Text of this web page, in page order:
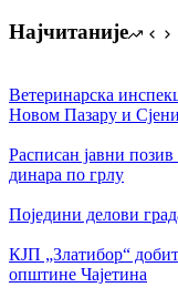
Најчитаније
Ветеринарска
Новом Пазару и
Расписан јавни позив
динара по грлу
Поједини делови
КЈП „Златибор“
општине Чајетина